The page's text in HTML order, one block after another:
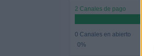
2 Canales de pago
0 Canales en abierto
0%